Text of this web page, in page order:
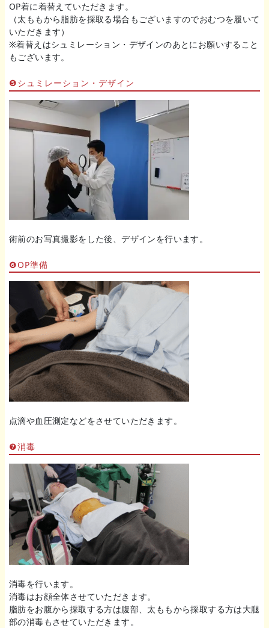
OP着に着替えていただきます。
（太ももから脂肪を採取る場合もございますのでおむつを履いて
いただきます）
※着替えはシュミレーション・デザインのあとにお願いすること
もございます。
❺シュミレーション・デザイン
術前のお写真撮影をした後、デザインを行います。
❻OP準備
点滴や血圧測定などをさせていただきます。
❼消毒
消毒を行います。
消毒はお顔全体させていただきます。
脂肪をお腹から採取する方は腹部、太ももから採取する方は大腿
部の消毒もさせていただきます。